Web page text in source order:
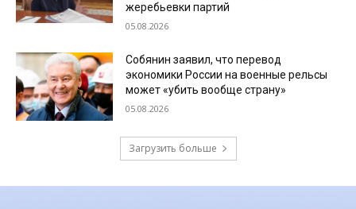
жеребьевки партий
05.08.2026
Собянин заявил, что перевод
экономики России на военные рельсы
может «убить вообще страну»
05.08.2026
Загрузить больше